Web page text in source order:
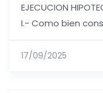
EJECUCION
I.- Como bien
17/09/2025